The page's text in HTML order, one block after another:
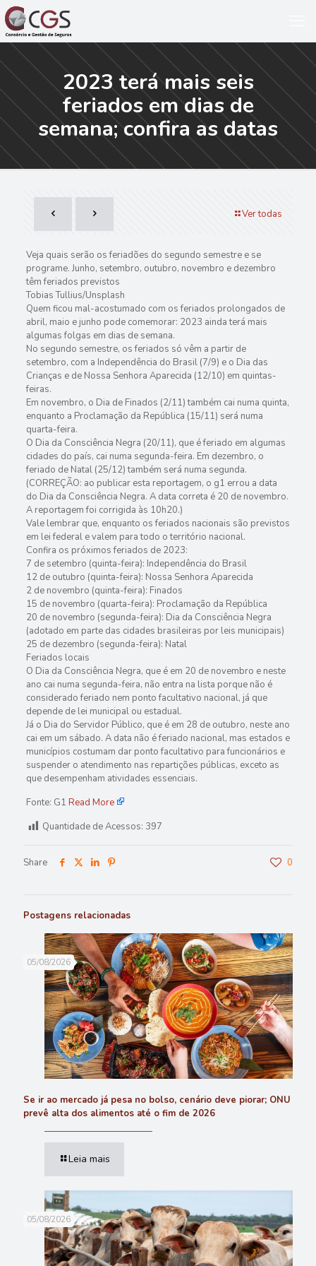
2023 terá mais seis
feriados em dias de
semana; confira as datas
Ver todas
Veja quais serão os feriadões do segundo semestre e se
programe. Junho, setembro, outubro, novembro e dezembro
têm feriados previstos
Tobias Tullius/Unsplash
Quem ficou mal-acostumado com os feriados prolongados de
abril, maio e junho pode comemorar: 2023 ainda terá mais
algumas folgas em dias de semana.
No segundo semestre, os feriados só vêm a partir de
setembro, com a Independência do Brasil (7/9) e o Dia das
Crianças e de Nossa Senhora Aparecida (12/10) em quintas-
feiras.
Em novembro, o Dia de Finados (2/11) também cai numa quinta,
enquanto a Proclamação da República (15/11) será numa
quarta-feira.
O Dia da Consciência Negra (20/11), que é feriado em algumas
cidades do país, cai numa segunda-feira. Em dezembro, o
feriado de Natal (25/12) também será numa segunda.
(CORREÇÃO: ao publicar esta reportagem, o g1 errou a data
do Dia da Consciência Negra. A data correta é 20 de novembro.
A reportagem foi corrigida às 10h20.)
Vale lembrar que, enquanto os feriados nacionais são previstos
em lei federal e valem para todo o território nacional.
Confira os próximos feriados de 2023:
7 de setembro (quinta-feira): Independência do Brasil
12 de outubro (quinta-feira): Nossa Senhora Aparecida
2 de novembro (quinta-feira): Finados
15 de novembro (quarta-feira): Proclamação da República
20 de novembro (segunda-feira): Dia da Consciência Negra
(adotado em parte das cidades brasileiras por leis municipais)
25 de dezembro (segunda-feira): Natal
Feriados locais
O Dia da Consciência Negra, que é em 20 de novembro e neste
ano cai numa segunda-feira, não entra na lista porque não é
considerado feriado nem ponto facultativo nacional, já que
depende de lei municipal ou estadual.
Já o Dia do Servidor Público, que é em 28 de outubro, neste ano
cai em um sábado. A data não é feriado nacional, mas estados e
municípios costumam dar ponto facultativo para funcionários e
suspender o atendimento nas repartições públicas, exceto as
que desempenham atividades essenciais.
Fonte: G1 Read More
Quantidade de Acessos: 397
Share 0
Postagens relacionadas
05/08/2026
Se ir ao mercado já pesa no bolso, cenário deve piorar; ONU
prevê alta dos alimentos até o fim de 2026
Leia mais
05/08/2026